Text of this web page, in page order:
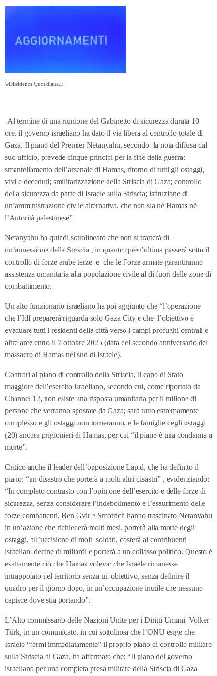
©Dissidenza Quotidiana.it
-Al termine di una riunione del Gabinetto di sicurezza durata 10
ore, il governo israeliano ha dato il via libera al controllo totale di
Gaza. Il piano del Premier Netanyahu, secondo la nota diffusa dal
suo ufficio, prevede cinque principi per la fine della guerra:
smantellamento dell’arsenale di Hamas, ritorno di tutti gli ostaggi,
vivi e deceduti; smilitarizzazione della Striscia di Gaza; controllo
della sicurezza da parte di Israele sulla Striscia; istituzione di
un’amministrazione civile alternativa, che non sia né Hamas né
l’Autorità palestinese”.
Netanyahu ha quindi sottolineato che non si tratterà di
un’annessione della Striscia , in quanto quest’ultima passerà sotto il
controllo di forze arabe terze. e che le Forze armate garantiranno
assistenza umanitaria alla popolazione civile al di fuori delle zone di
combattimento.
Un alto funzionario israeliano ha poi aggiunto che “l’operazione
che l’Idf preparerà riguarda solo Gaza City e che l’obiettivo è
evacuare tutti i residenti della città verso i campi profughi centrali e
altre aree entro il 7 ottobre 2025 (data del secondo anniversario del
massacro di Hamas nel sud di Israele).
Contrari al piano di controllo della Striscia, il capo di Stato
maggiore dell’esercito israeliano, secondo cui, come riportato da
Channel 12, non esiste una risposta umanitaria per il milione di
persone che verranno spostate da Gaza; sarà tutto estremamente
complesso e gli ostaggi non torneranno, e le famiglie degli ostaggi
(20) ancora prigionieri di Hamas, per cui “il piano è una condanna a
morte”.
Critico anche il leader dell’opposizione Lapid, che ha definito il
piano: “un disastro che porterà a molti altri disastri” , evidenziando:
“In completo contrasto con l’opinione dell’esercito e delle forze di
sicurezza, senza considerare l’indebolimento e l’esaurimento delle
forze combattenti, Ben Gvir e Smotrich hanno trascinato Netanyahu
in un’azione che richiederà molti mesi, porterà alla morte degli
ostaggi, all’uccisione di molti soldati, costerà ai contribuenti
israeliani decine di miliardi e porterà a un collasso politico. Questo è
esattamente ciò che Hamas voleva: che Israele rimanesse
intrappolato nel territorio senza un obiettivo, senza definire il
quadro per il giorno dopo, in un’occupazione inutile che nessuno
capisce dove stia portando”.
L’Alto commissario delle Nazioni Unite per i Diritti Umani, Volker
Türk, in un comunicato, in cui sottolinea che l’ONU esige che
Israele “fermi immediatamente” il proprio piano di controllo militare
sulla Striscia di Gaza, ha affermato che: “Il piano del governo
israeliano per una completa presa militare della Striscia di Gaza